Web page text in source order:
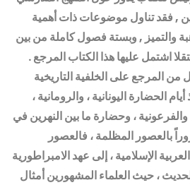
, فقد تناول موضوعات ذات أهمية
والتميز , وبستة فصول كاملة من بين
اشتمل عليها هذا الكتاب المرجع.
من المرجع على الخلفية التاريخية
الحضارة اليونانية ، والرومانية ،
والفرعونية ، وحضارة ما بين النهرين في
بالعصور المظلمة ، فالعصور
الإسلامية ، إلى عهد الامبراطورية
، حيث العلماء المشهورين أمثال